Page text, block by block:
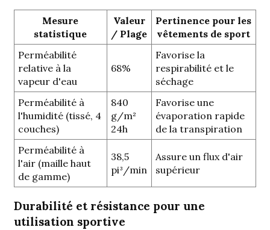
Mesure
statistique
Valeur
/ Plage
Pertinence pour les
vêtements de sport
Perméabilité
relative à la
vapeur d'eau
68%
Favorise la
respirabilité et le
séchage
Perméabilité à
l'humidité (tissé, 4
couches)
840
g/m²
24h
Favorise une
évaporation rapide
de la transpiration
Perméabilité à
l'air (maille haut
de gamme)
38,5
pi³/min
Assure un flux d'air
supérieur
Durabilité et résistance pour une
utilisation sportive